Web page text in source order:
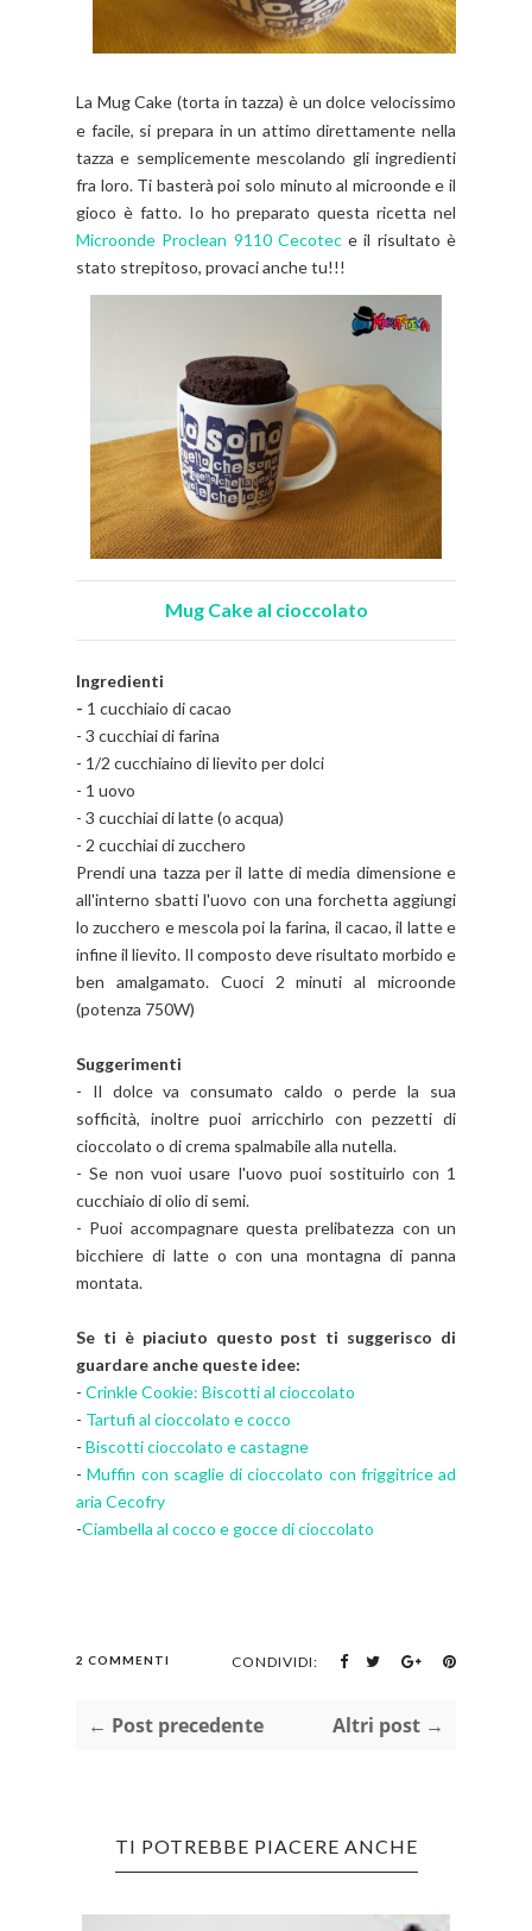
La Mug Cake (torta in tazza) è un dolce velocissimo
e facile, si prepara in un attimo direttamente nella
tazza e semplicemente mescolando gli ingredienti
fra loro. Ti basterà poi solo minuto al microonde e il
gioco è fatto. Io ho preparato questa ricetta nel
Microonde Proclean 9110 Cecotece il risultato è
stato strepitoso, provaci anche tu!!!
Mug Cake al cioccolato
Ingredienti
- 1 cucchiaio di cacao
- 3 cucchiai di farina
- 1/2 cucchiaino di lievito per dolci
- 1 uovo
- 3 cucchiai di latte (o acqua)
- 2 cucchiai di zucchero
Prendi una tazza per il latte di media dimensione e
all'interno sbatti l'uovo con una forchetta aggiungi
lo zucchero e mescola poi la farina, il cacao, il latte e
infine il lievito. Il composto deve risultato morbido e
ben amalgamato. Cuoci 2 minuti al microonde
(potenza 750W)
Suggerimenti
- Il dolce va consumato caldo o perde la sua
sofficità, inoltre puoi arricchirlo con pezzetti di
cioccolato o di crema spalmabile alla nutella.
- Se non vuoi usare l'uovo puoi sostituirlo con 1
cucchiaio di olio di semi.
- Puoi accompagnare questa prelibatezza con un
bicchiere di latte o con una montagna di panna
montata.
Se ti è piaciuto questo post ti suggerisco di
guardare anche queste idee:
- Crinkle Cookie: Biscotti al cioccolato
- Tartufi al cioccolato e cocco
- Biscotti cioccolato e castagne
-Muffin con scaglie di cioccolato con friggitrice ad
aria Cecofry
-Ciambella al cocco e gocce di cioccolato
2 COMMENTI CONDIVIDI:
← Post precedente Altri post →
TI POTREBBE PIACERE ANCHE